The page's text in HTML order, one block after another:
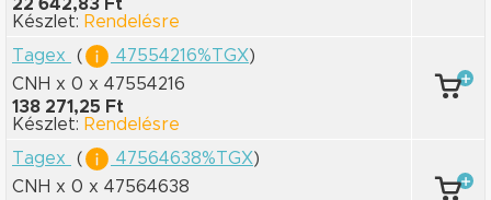
22 642,83 Ft
Készlet: Rendelésre
Tagex
( 47554216%TGX)
CNH x 0 x 47554216
138 271,25 Ft
Készlet: Rendelésre
Tagex
( 47564638%TGX)
CNH x 0 x 47564638